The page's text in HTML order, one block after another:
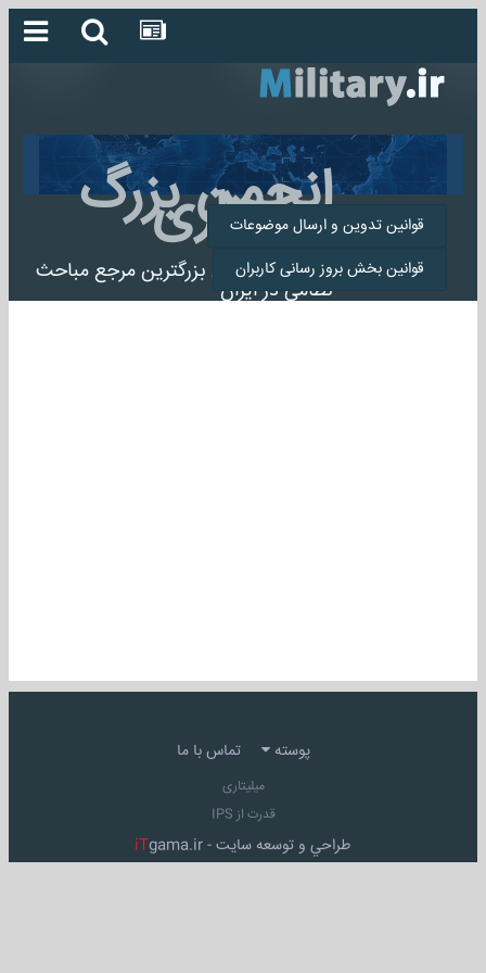
انجمن بزرگ
میلیتاری
انجمن میلیتاری بزرگترین مرجع مباحث
نظامی در ایران
قوانین تدوین و ارسال موضوعات
قوانین بخش بروز رسانی کاربران
پوسته تماس با ما
میلیتاری
قدرت از IPS
طراحي و توسعه سايت - iTgama.ir